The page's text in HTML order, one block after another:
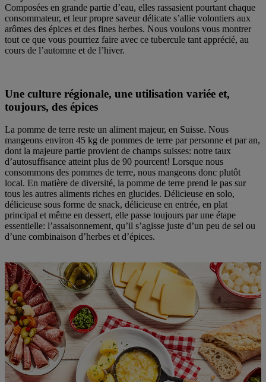
Composées en grande partie d’eau, elles rassasient pourtant chaque
consommateur, et leur propre saveur délicate s’allie volontiers aux
arômes des épices et des fines herbes. Nous voulons vous montrer
tout ce que vous pourriez faire avec ce tubercule tant apprécié, au
cours de l’automne et de l’hiver.
Une culture régionale, une utilisation variée et,
toujours, des épices
La pomme de terre reste un aliment majeur, en Suisse. Nous
mangeons environ 45 kg de pommes de terre par personne et par an,
dont la majeure partie provient de champs suisses: notre taux
d’autosuffisance atteint plus de 90 pourcent! Lorsque nous
consommons des pommes de terre, nous mangeons donc plutôt
local. En matière de diversité, la pomme de terre prend le pas sur
tous les autres aliments riches en glucides. Délicieuse en solo,
délicieuse sous forme de snack, délicieuse en entrée, en plat
principal et même en dessert, elle passe toujours par une étape
essentielle: l’assaisonnement, qu’il s’agisse juste d’un peu de sel ou
d’une combinaison d’herbes et d’épices.